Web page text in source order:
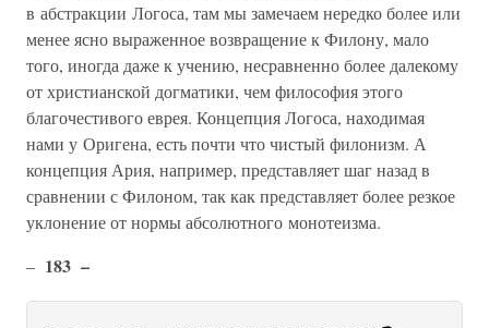
в абстракции Логоса, там мы замечаем нередко более или
менее ясно выраженное возвращение к Филону, мало
того, иногда даже к учению, несравненно более далекому
от христианской догматики, чем философия этого
благочестивого еврея. Концепция Логоса, находимая
нами у Оригена, есть почти что чистый филонизм. А
концепция Ария, например, представляет шаг назад в
сравнении с Филоном, так как представляет более резкое
уклонение от нормы абсолютного монотеизма.
– 183 –